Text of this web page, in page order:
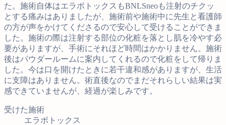
た。施術自体はエラボトックスもBNLSneoも注射のチクッ
とする痛みはありましたが、施術前や施術中に先生と看護師
の方が声をかけてくださるので安心して受けることができま
した。施術の際は注射する部位の化粧を落とし肌を冷やす必
要がありますが、手術にそれほど時間はかかりません。施術
後はパウダールームに案内してくれるので化粧をして帰りま
した。今は口を開けたときに若干違和感がありますが、生活
に支障はありません。術直後なのでまだそれらしい結果は実
感できていませんが、経過が楽しみです。
受けた施術
エラボトックス